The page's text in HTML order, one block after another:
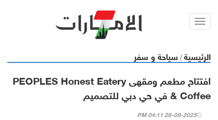
Toggl
الرئيسية / سياحة و سفر
افتتاح مطعم ومقهى PEOPLES Honest Eatery
& Coffee في حي دبي للتصميم
28-09-2025 04:11 PM